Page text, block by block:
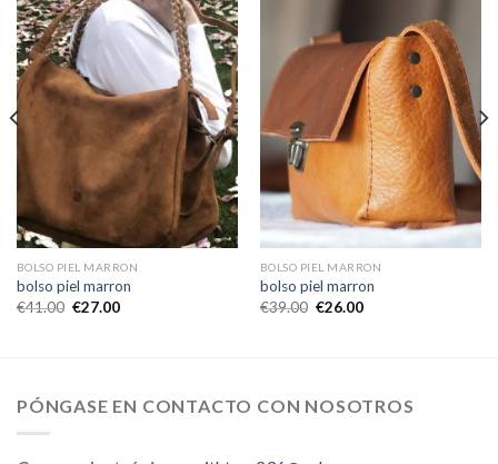
BOLSO PIEL MARRON
bolso piel marron
€41.00 €27.00
BOLSO PIEL MARRON
bolso piel marron
€39.00 €26.00
PÓNGASE EN CONTACTO CON NOSOTROS